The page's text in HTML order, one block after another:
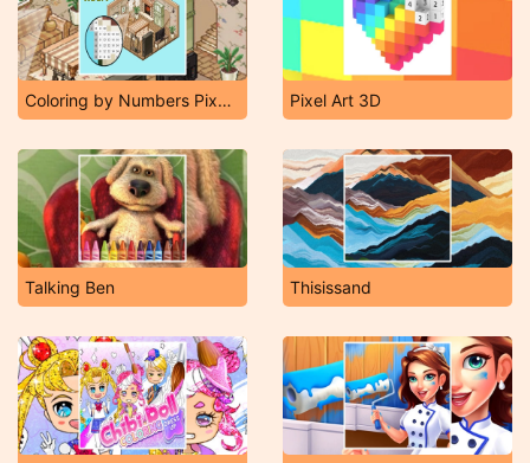
Coloring by Numbers Pixel Rooms Pixel Art 3D
Talking Ben Thisissand